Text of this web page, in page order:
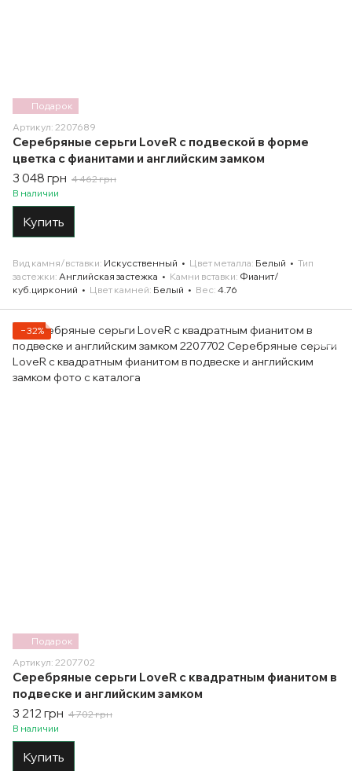
Подарок
Артикул: 2207689
Серебряные серьги LoveR с подвеской в форме
цветка с фианитами и английским замком
3 048 грн 4 462 грн
В наличии
Купить
Вид камня/вставки Искусственный Цвет металла Белый
Тип
застежки Английская застежка Камни вставки Фианит/
куб.цирконий
Цвет камней Белый Вес 4.76
Подарок
−32%
Артикул: 2207702
Серебряные серьги LoveR с квадратным фианитом в
подвеске и английским замком
3 212 грн 4 702 грн
В наличии
Купить